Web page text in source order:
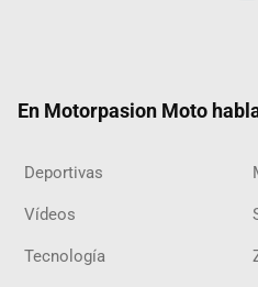
En Motorpasion Moto
Deportivas
Vídeos
Tecnología